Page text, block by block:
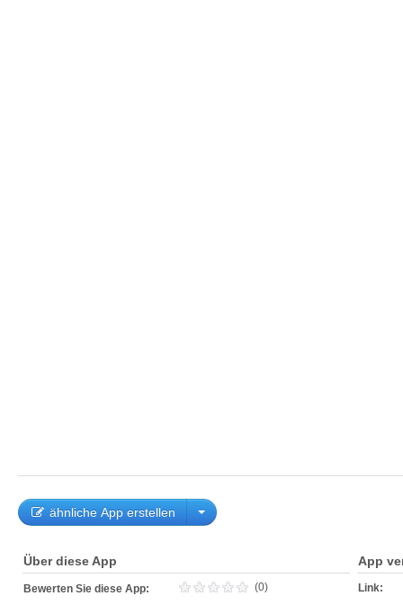
ähnliche App erstellen
Über diese App
Bewerten Sie diese App: (0)
App
Link: